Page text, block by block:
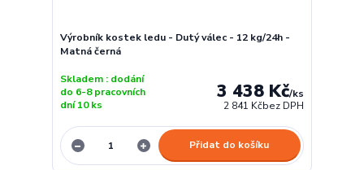
Výrobník kostek ledu - Dutý válec - 12 kg/24h -
Matná černá
3 438 Kč/ks
2 841 Kčbez DPH
Skladem : dodání
do 6-8 pracovních
dní 10 ks
Přidat do košíku